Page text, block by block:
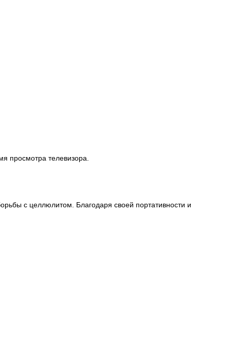
просмотра телевизора.
с целлюлитом. Благодаря своей портативности и